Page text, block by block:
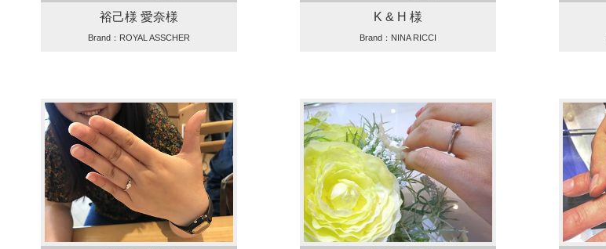
裕己様 愛奈様
Brand：ROYAL ASSCHER
K & H 様
Brand：NINA RICCI